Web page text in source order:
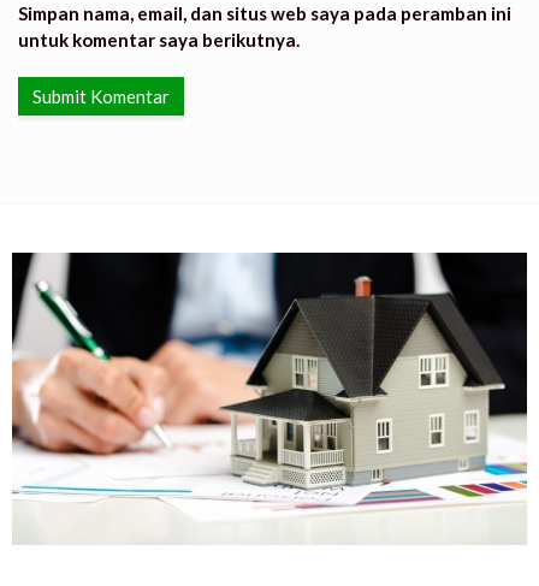
Simpan nama, email, dan situs web saya pada peramban ini
untuk komentar saya berikutnya.